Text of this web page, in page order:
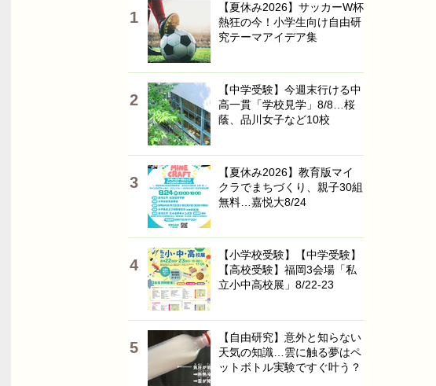
【夏休み2026】サッカーW杯
熱狂の今！小学生向け自由研
究テーマアイデア集
【中学受験】今週末行ける中
高一貫「学校見学」8/8…桜
蔭、品川女子など10校
【夏休み2026】教育版マイ
クラでまちづくり、親子30組
無料…嘉悦大8/24
【小学校受験】【中学受験】
【高校受験】福岡3会場「私
立小中高校展」8/22-23
【自由研究】意外と知らない
天気の知識…雲に触る夢はペ
ットボトル実験ですぐ叶う？